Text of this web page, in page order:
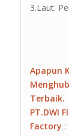
3.Laut:
Apapun
Terbaik.
PT.DWI
Factory :